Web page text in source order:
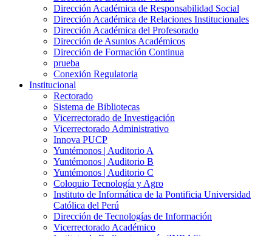
Dirección Académica de Responsabilidad Social
Dirección Académica de Relaciones Institucionales
Dirección Académica del Profesorado
Dirección de Asuntos Académicos
Dirección de Formación Continua
prueba
Conexión Regulatoria
Institucional
Rectorado
Sistema de Bibliotecas
Vicerrectorado de Investigación
Vicerrectorado Administrativo
Innova PUCP
Yuntémonos | Auditorio A
Yuntémonos | Auditorio B
Yuntémonos | Auditorio C
Coloquio Tecnología y Agro
Instituto de Informática de la Pontificia Universidad
Católica del Perú
Dirección de Tecnologías de Información
Vicerrectorado Académico